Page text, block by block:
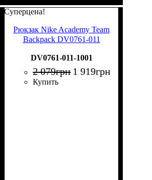
Суперцена!
Рюкзак Nike Academy Team
Backpack DV0761-011
DV0761-011-1001
2 079грн 1 919грн
Купить